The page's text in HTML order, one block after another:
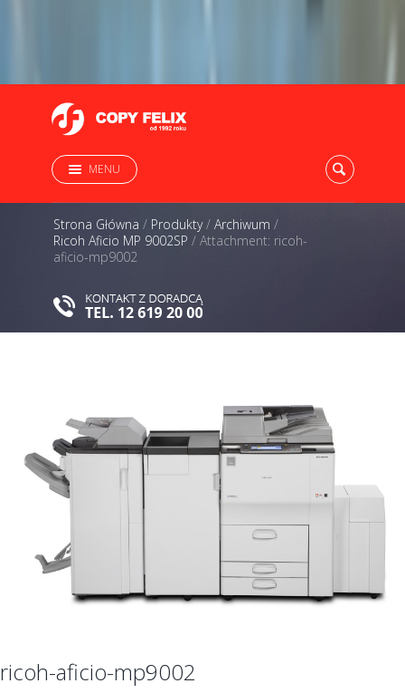
MENU
Strona Główna / Produkty/ Archiwum /
Ricoh Aficio MP 9002SP / Attachment: ricoh-
aficio-mp9002
ricoh-aficio-mp9002